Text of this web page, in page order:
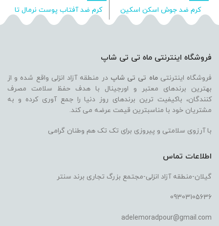
کرم ضد جوش اسکن اسکین
کرم ضد آفتاب پوست نرمال تا
مختلط رنگی اسکن اسکین
فروشگاه اینترنتی ماه تی تی شاپ
فروشگاه اینترنتیماه تی تی شاپ در منطقه آزاد انزلی واقع شده و از
بهترین برندهای معتبر و اورجینال با هدف حفظ سلامت مصرف
کنندگان، باکیفیت ترین برندهای روز دنیا را جمع آوری کرده و به
مشتریان خود با مناسبترین قیمت عرضه می کند.
با آرزوی سلامتی و پیروزی برای تک تک هم وطنان گرامی
اطلاعات تماس
گیلان-منطقه آزاد انزلی-مجتمع بزرگ تجاری برند سنتر
09303105636
adelemoradpour@gmail.com